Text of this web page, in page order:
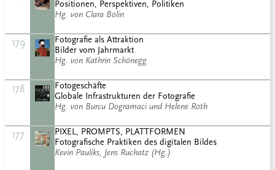
Positionen, Perspektiven, Politiken
Hg. von Clara Bolin
179
Fotografie als Attraktion
Bilder vom Jahrmarkt
Hg. von Kathrin Schönegg
178
Fotogeschäfte
Globale Infrastrukturen der Fotografie
Hg. von Burcu Dogramaci und Helene Roth
177
PIXEL, PROMPTS, PLATTFORMEN
Fotografische Praktiken des digitalen Bildes
Kevin Pauliks, Jens Ruchatz (Hg.)